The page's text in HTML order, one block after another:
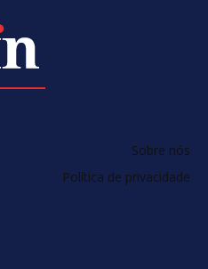
Sobre nós
Política de privacidade